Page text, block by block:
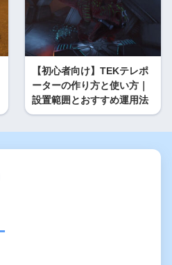
【初心者向け】TEKテレポ
ーターの作り方と使い方｜
設置範囲とおすすめ運用法